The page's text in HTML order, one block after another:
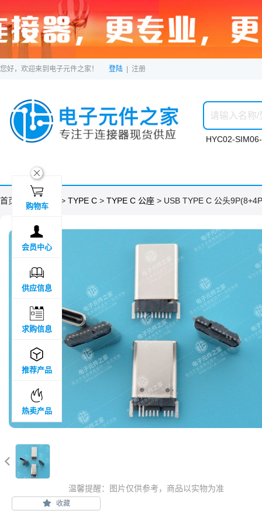
您好，欢迎来到电子元件之家！ 登陆 注册
HYC02-
首页 > 分类目录 > TYPE C > TYPE C 公座 > USB TYPE C 公头

温馨提醒：图片仅供参考，商品以实物为准
收藏
ဆ

购物车

会员中心

供应信息

求购信息

推荐产品

热卖产品